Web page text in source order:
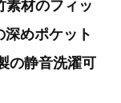
素材のフィッ
めポケット
の静音洗濯可